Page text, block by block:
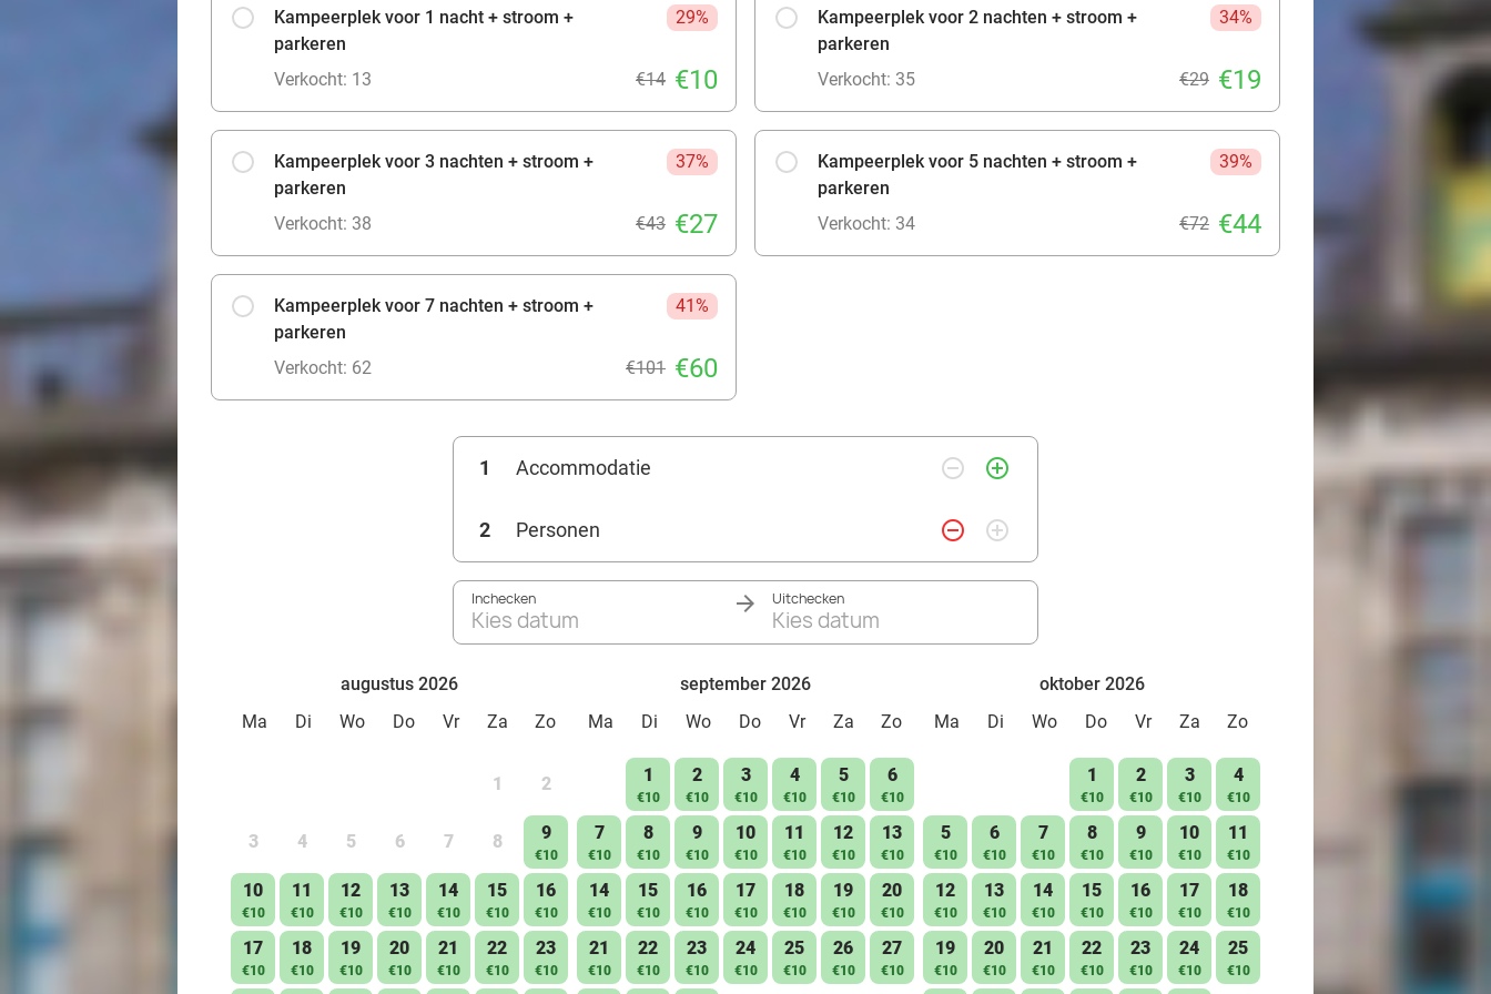
Kampeerplek voor 1 nacht + stroom +
parkeren
29%
Verkocht: 13 €14 €10
Kampeerplek voor 2 nachten + stroom +
parkeren
34%
Verkocht: 35 €29 €19
Kampeerplek voor 3 nachten + stroom +
parkeren
37%
Verkocht: 38 €43 €27
Kampeerplek voor 5 nachten + stroom +
parkeren
39%
Verkocht: 34 €72 €44
Kampeerplek voor 7 nachten + stroom +
parkeren
41%
Verkocht: 62 €101 €60
1 Accommodatie remove_circle_outline add_circle_outline
2 Personen remove_circle_outline add_circle_outline
Inchecken
Kies datum
Uitchecken
Kies datum
augustus 2026
Ma
Di Wo Do Vr Za Zo
1 2
3 4 5 6 7 8 9
€10
10
€10
11
€10
12
€10
13
€10
14
€10
15
€10
16
€10
17
€10
18
€10
19
€10
20
€10
21
€10
22
€10
23
€10
september 2026
Ma
Di Wo Do Vr Za Zo
1
€10
2
€10
3
€10
4
€10
5
€10
6
€10
7
€10
8
€10
9
€10
10
€10
11
€10
12
€10
13
€10
14
€10
15
€10
16
€10
17
€10
18
€10
19
€10
20
€10
21
€10
22
€10
23
€10
24
€10
25
€10
26
€10
27
€10
oktober 2026
Ma
Di Wo Do Vr Za Zo
1
€10
2
€10
3
€10
4
€10
5
€10
6
€10
7
€10
8
€10
9
€10
10
€10
11
€10
12
€10
13
€10
14
€10
15
€10
16
€10
17
€10
18
€10
19
€10
20
€10
21
€10
22
€10
23
€10
24
€10
25
€10